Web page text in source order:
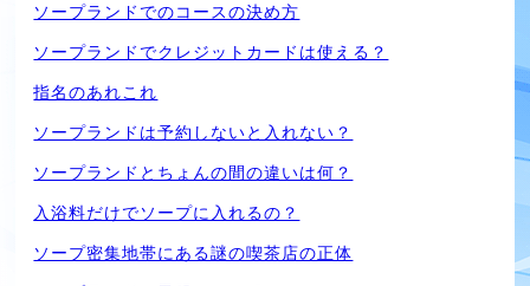
ソープランドでのコースの決め方
ソープランドでクレジットカードは使える？
指名のあれこれ
ソープランドは予約しないと入れない？
ソープランドとちょんの間の違いは何？
入浴料だけでソープに入れるの？
ソープ密集地帯にある謎の喫茶店の正体